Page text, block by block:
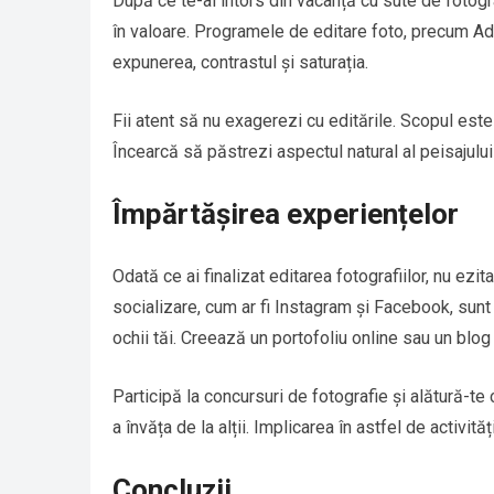
în valoare. Programele de editare foto, precum
expunerea, contrastul și saturația.
Fii atent să nu exagerezi cu editările. Scopul
Încearcă să păstrezi aspectul natural al
Împărtășirea experiențelor
Odată ce ai finalizat editarea fotografiilor, nu
socializare, cum ar fi Instagram și Facebook,
ochii tăi. Creează un portofoliu online sau un
Participă la concursuri de fotografie și alătură-
a învăța de la alții. Implicarea în astfel de